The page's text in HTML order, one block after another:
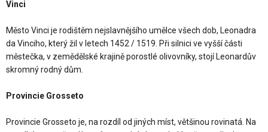
Vinci
Město Vinci je rodištěm nejslavnějšího umělce všech dob, Leonadra
da Vinciho, který žil v letech 1452 / 1519. Při silnici ve vyšší části
městečka, v zemědělské krajině porostlé olivovníky, stojí Leonardův
skromný rodný dům.
Provincie Grosseto
Provincie Grosseto je, na rozdíl od jiných míst, většinou rovinatá. Na